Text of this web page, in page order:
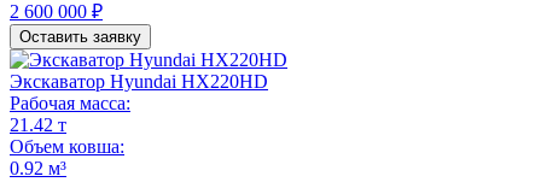
2 600 000 ₽
Оставить заявку
Экскаватор Hyundai HX220HD
Рабочая масса:
21.42 т
Объем ковша:
0.92 м³